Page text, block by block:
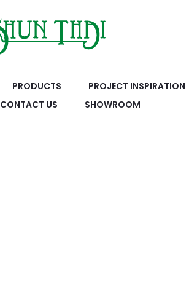
PRODUCTS
PROJECT INSPIRATION
CONTACT US SHOWROOM